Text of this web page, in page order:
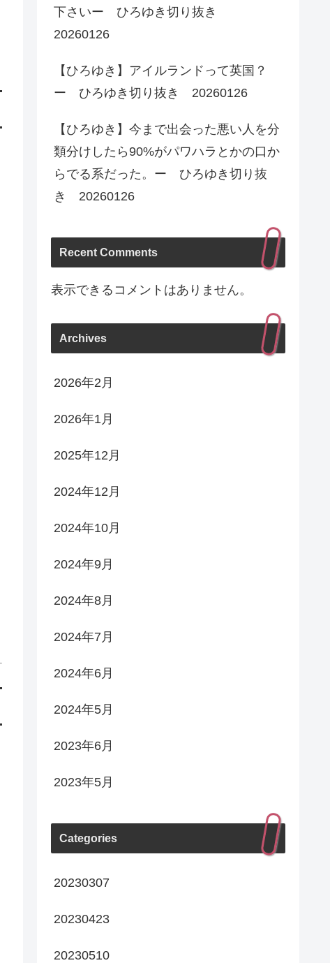
下さいー ひろゆき切り抜き
20260126
【ひろゆき】アイルランドって英国？
ー ひろゆき切り抜き 20260126
【ひろゆき】今まで出会った悪い人を分
類分けしたら90%がパワハラとかの口か
らでる系だった。ー ひろゆき切り抜
き 20260126
Recent Comments
表示できるコメントはありません。
Archives
2026年2月
2026年1月
2025年12月
2024年12月
2024年10月
2024年9月
2024年8月
2024年7月
2024年6月
2024年5月
2023年6月
2023年5月
Categories
20230307
20230423
20230510